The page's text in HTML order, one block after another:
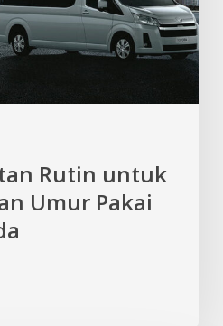
Rutin untuk
Umur Pakai